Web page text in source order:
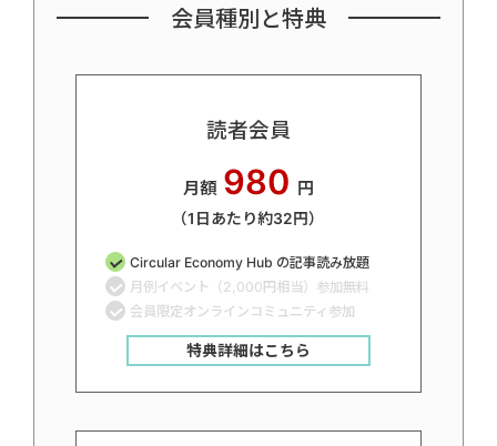
会員種別と特典
読者会員
月額 980 円
（1日あたり約32円）
Circular Economy Hub の記事読み放題
月例イベント（2,000円相当）参加無料
会員限定オンラインコミュニティ参加
特典詳細はこちら